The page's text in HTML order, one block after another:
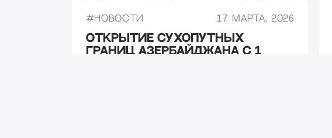
#Новости 17 марта, 2026
Открытие сухопутных
границ Азербайджана с 1